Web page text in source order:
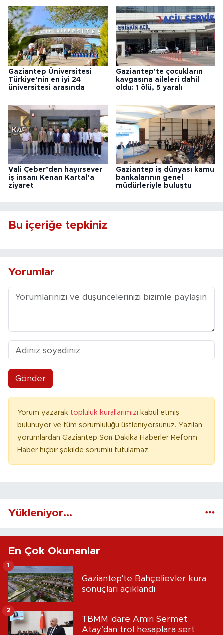
Gaziantep Üniversitesi
Türkiye’nin en iyi 24
üniversitesi arasında
Gaziantep'te çocukların
kavgasına aileleri dahil
oldu: 1 ölü, 5 yaralı
Vali Çeber’den hayırsever
iş insanı Kenan Kartal’a
ziyaret
Gaziantep iş dünyası kamu
bankalarının genel
müdürleriyle buluştu
Bu içeriğe tepkiniz
Yorumlar
Gönder
Yorum yazarak topluluk kurallarımızı kabul etmiş
bulunuyor ve tüm sorumluluğu üstleniyorsunuz. Yazılan
yorumlardan Gaziantep Son Dakika Haberler Reform
Haber hiçbir şekilde sorumlu tutulamaz.
Yükleniyor...
En Çok Okunanlar
Gaziantep'te Bahçelievler kura
sonuçları açıklandı
1
TBMM İdare Amiri Sermet
Atay’dan trol hesaplara sert
2